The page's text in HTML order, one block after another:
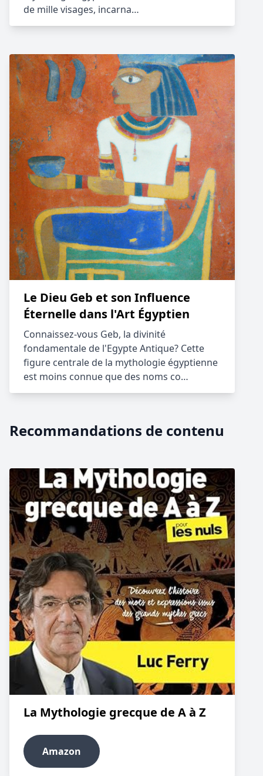
de mille visages, incarna…
Le Dieu Geb et son Influence
Éternelle dans l'Art Égyptien
Connaissez-vous Geb, la divinité
fondamentale de l'Egypte Antique? Cette
figure centrale de la mythologie égyptienne
est moins connue que des noms co…
Recommandations de contenu
La Mythologie grecque de A à Z
Amazon